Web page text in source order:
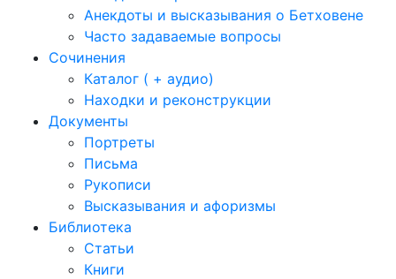
Анекдоты и высказывания о Бетховене
Часто задаваемые вопросы
Сочинения
Каталог ( + аудио)
Находки и реконструкции
Документы
Портреты
Письма
Рукописи
Высказывания и афоризмы
Библиотека
Статьи
Книги